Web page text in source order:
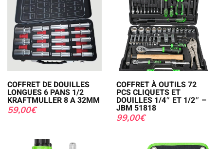
COFFRET DE DOUILLES
LONGUES 6 PANS 1/2
KRAFTMULLER 8 A 32MM
59,00€
COFFRET À OUTILS 72
PCS CLIQUETS ET
DOUILLES 1/4″ ET 1/2″ –
JBM 51818
99,00€